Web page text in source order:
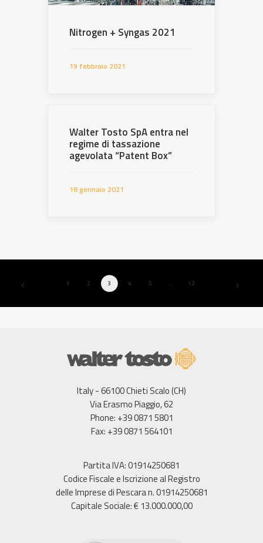
Nitrogen + Syngas 2021
19 febbraio 2021
Walter Tosto SpA entra nel
regime di tassazione
agevolata “Patent Box”
18 gennaio 2021
1 2 3 4 5 … 12
Italy - 66100 Chieti Scalo (CH)
Via Erasmo Piaggio, 62
Phone: +39 0871 5801
Fax: +39 0871 564101
Partita IVA: 01914250681
Codice Fiscale e Iscrizione al Registro
delle Imprese di Pescara n. 01914250681
Capitale Sociale: € 13.000.000,00